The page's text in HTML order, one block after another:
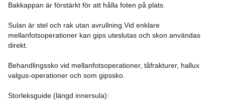
Bakkappan är förstärkt för att hålla foten på plats.
Sulan är stel och rak utan avrullning.Vid enklare
mellanfotsoperationer kan gips uteslutas och skon användas
direkt.
Behandlingssko vid mellanfotsoperationer, tåfrakturer, hallux
valgus-operationer och som gipssko.
Storleksguide (längd innersula):